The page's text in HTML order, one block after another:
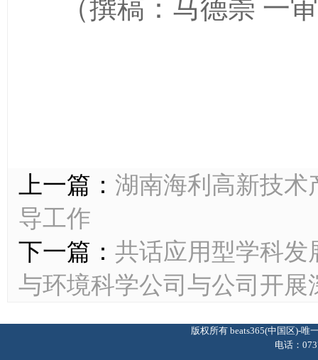
（撰稿： 马德崇 一
上一篇： 湖南海利高新技术
导工作
下一篇： 共话应用型学科
与环境科学公司与公司开展
版权所有 beats365(中国区)-
电话：